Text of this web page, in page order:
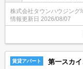
探しはタウンハウジ
株式会社タウンハウジング
情報更新日 2026/08/07
賃貸アパート 第一スカイ